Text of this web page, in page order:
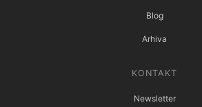
Blog
Arhiva
KONTAKT
Newsletter